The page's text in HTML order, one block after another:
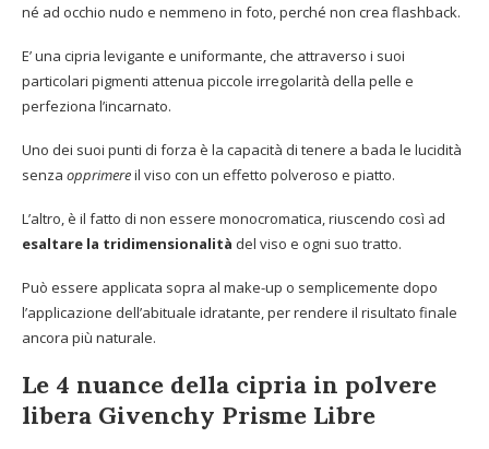
né ad occhio nudo e nemmeno in foto, perché non crea flashback.
E’ una cipria levigante e uniformante, che attraverso i suoi
particolari pigmenti attenua piccole irregolarità della pelle e
perfeziona l’incarnato.
Uno dei suoi punti di forza è la capacità di tenere a bada le lucidità
senza opprimereil viso con un effetto polveroso e piatto.
L’altro, è il fatto di non essere monocromatica, riuscendo così ad
esaltare la tridimensionalità del viso e ogni suo tratto.
Può essere applicata sopra al make-up o semplicemente dopo
l’applicazione dell’abituale idratante, per rendere il risultato finale
ancora più naturale.
Le 4 nuance della cipria in polvere
libera Givenchy Prisme Libre